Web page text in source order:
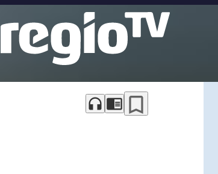
headphones chrome_reader_mode bookmark_border